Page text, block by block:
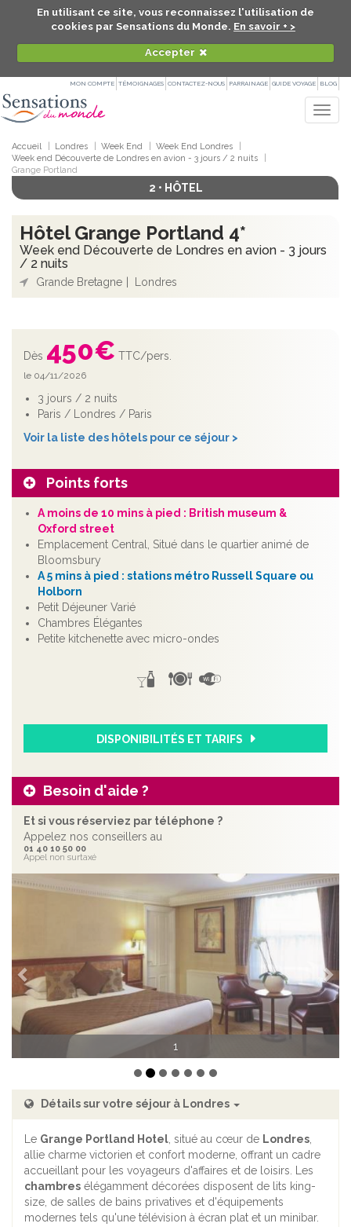
En utilisant ce site, vous reconnaissez l'utilisation de
cookies par Sensations du Monde. En savoir + >
Accepter
MON COMPTE TÉMOIGNAGES CONTACTEZ-NOUS PARRAINAGE GUIDE VOYAGE BLOG
Accueil Londres Week End
Week End Londres
Week end Découverte de Londres en avion - 3 jours / 2 nuits
Grange Portland
2 • HÔTEL
Hôtel Grange Portland 4*
Week end Découverte de Londres en avion - 3 jours
/ 2 nuits
Grande Bretagne Londres
Dès 450€ TTC/pers.
le 04/11/2026
3 jours / 2 nuits
Paris / Londres / Paris
Voir la liste des hôtels pour ce séjour >
Points forts
A moins de 10 mins à pied : British museum &
Oxford street
Emplacement Central, Situé dans le quartier animé de
Bloomsbury
A 5 mins à pied : stations métro Russell Square ou
Holborn
Petit Déjeuner Varié
Chambres Élégantes
Petite kitchenette avec micro-ondes
DISPONIBILITÉS ET TARIFS
Besoin d'aide ?
Et si vous réserviez par téléphone ?
Appelez nos conseillers au
01 40 10 50 00
Appel non surtaxé
3
Détails sur votre séjour à Londres
Le Grange Portland Hotel, situé au cœur de Londres,
allie charme victorien et confort moderne, offrant un cadre
accueillant pour les voyageurs d'affaires et de loisirs. Les
chambres élégamment décorées disposent de lits king-
size, de salles de bains privatives et d'équipements
modernes tels qu'une télévision à écran plat et un minibar.